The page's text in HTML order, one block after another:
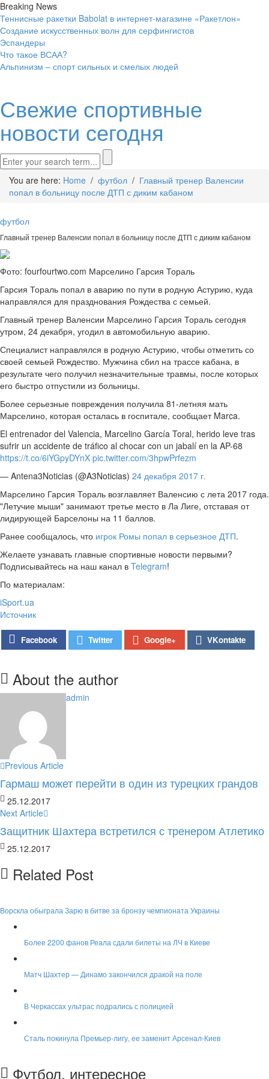
Breaking News
Теннисные ракетки Babolat в интернет-магазине «Ракетлон»
Создание искусственных волн для серфингистов
Эспандеры
Что такое ВСАА?
Альпинизм – спорт сильных и смелых людей
Свежие спортивные
новости сегодня
You are here: Home / футбол / Главный тренер Валенсии
попал в больницу после ДТП с диким кабаном
футбол
Главный тренер Валенсии попал в больницу после ДТП с диким кабаном
Фото: fourfourtwo.com Марселино Гарсия Тораль
Гарсия Тораль попал в аварию по пути в родную Астурию, куда
направлялся для празднования Рождества с семьей.
Главный тренер Валенсии Марселино Гарсия Тораль сегодня
утром, 24 декабря, угодил в автомобильную аварию.
Специалист направлялся в родную Астурию, чтобы отметить со
своей семьей Рождество. Мужчина сбил на трассе кабана, в
результате чего получил незначительные травмы, после которых
его быстро отпустили из больницы.
Более серьезные повреждения получила 81-летняя мать
Марселино, которая осталась в госпитале, сообщает Marca.
El entrenador del Valencia, Marcelino García Toral, herido leve tras
sufrir un accidente de tráfico al chocar con un jabalí en la AP-68
https://t.co/6iYGpyDYnX pic.twitter.com/3hpwPrfezm
— Antena3Noticias (@A3Noticias) 24 декабря 2017 г.
Марселино Гарсия Тораль возглавляет Валенсию с лета 2017 года.
"Летучие мыши" занимают третье место в Ла Лиге, отставая от
лидирующей Барселоны на 11 баллов.
Ранее сообщалось, что игрок Ромы попал в серьезное ДТП.
Желаете узнавать главные спортивные новости первыми?
Подписывайтесь на наш канал в Telegram!
По материалам:
iSport.ua
Источник
Facebook Twitter Google+ VKontakte
About the author
admin
Previous Article
Гармаш может перейти в один из турецких грандов
25.12.2017
Next Article
Защитник Шахтера встретился с тренером Атлетико
25.12.2017
Related Post
Ворскла обыграла Зарю в битве за бронзу чемпионата Украины
Более 2200 фанов Реала сдали билеты на ЛЧ в Киеве
Матч Шахтер — Динамо закончился дракой на поле
В Черкассах ультрас подрались с полицией
Сталь покинула Премьер-лигу, ее заменит Арсенал-Киев
Футбол, интересное